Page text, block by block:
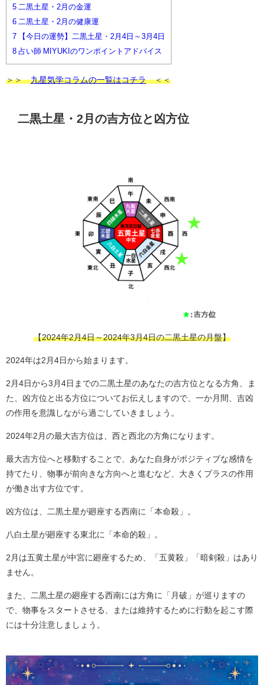
5 二黒土星・2月の金運
6 二黒土星・2月の健康運
7 【今日の運勢】二黒土星・2月4日～3月4日
8 占い師 MIYUKIのワンポイントアドバイス
＞＞九星気学コラムの一覧はコチラ＜＜
二黒土星・2月の吉方位と凶方位
【2024年2月4日～2024年3月4日の二黒土星の月盤】
2024年は2月4日から始まります。
2月4日から3月4日までの二黒土星のあなたの吉方位となる方角、ま
た、凶方位と出る方位についてお伝えしますので、一か月間、吉凶
の作用を意識しながら過ごしていきましょう。
2024年2月の最大吉方位は、西と西北の方角になります。
最大吉方位へと移動することで、あなた自身がポジティブな感情を
持てたり、物事が前向きな方向へと進むなど、大きくプラスの作用
が働き出す方位です。
凶方位は、二黒土星が廻座する西南に「本命殺」。
八白土星が廻座する東北に「本命的殺」。
2月は五黄土星が中宮に廻座するため、「五黄殺」「暗剣殺」はあり
ません。
また、二黒土星の廻座する西南には方角に「月破」が巡りますの
で、物事をスタートさせる、または維持するために行動を起こす際
には十分注意しましょう。